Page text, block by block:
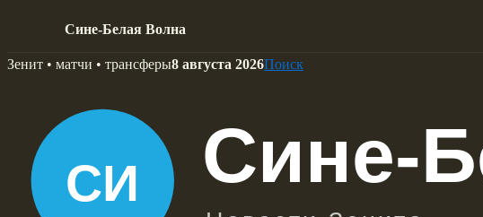
Сине-Белая Волна
Skip
Зенит • матчи • трансферы8 августа 2026Поиск